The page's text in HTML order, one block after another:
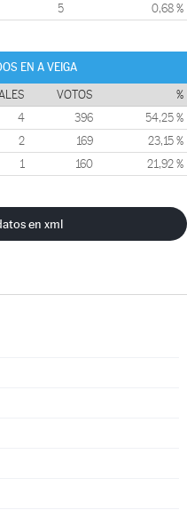
5 0,68 %
EN A VEIGA
VOTOS %
4 396 54,25 %
2 169 23,15 %
1 160 21,92 %
en xml